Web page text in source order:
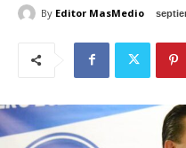
By Editor MasMedio